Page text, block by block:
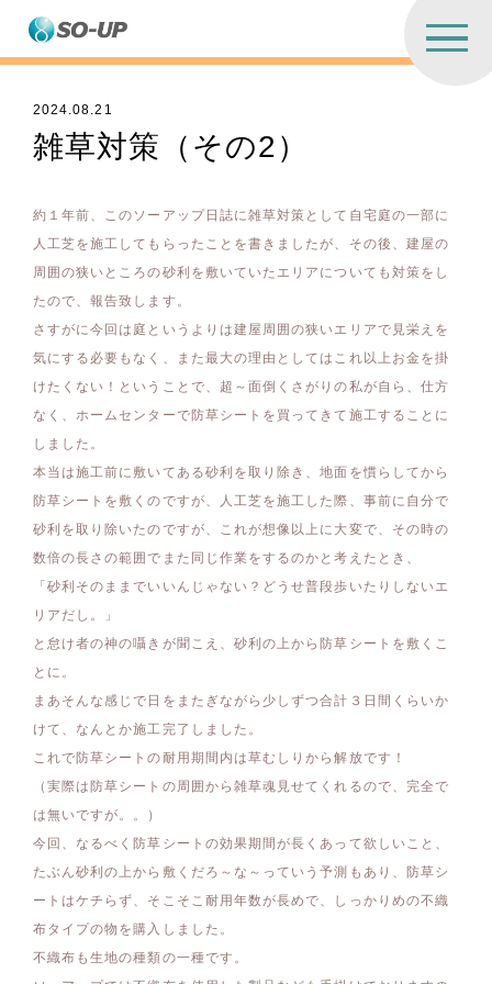
2024.08.21
雑草対策（その2）
約１年前、このソーアップ日誌に雑草対策として自宅庭の一部に
人工芝を施工してもらったことを書きましたが、その後、建屋の
周囲の狭いところの砂利を敷いていたエリアについても対策をし
たので、報告致します。
さすがに今回は庭というよりは建屋周囲の狭いエリアで見栄えを
気にする必要もなく、また最大の理由としてはこれ以上お金を掛
けたくない！ということで、超～面倒くさがりの私が自ら、仕方
なく、ホームセンターで防草シートを買ってきて施工することに
しました。
本当は施工前に敷いてある砂利を取り除き、地面を慣らしてから
防草シートを敷くのですが、人工芝を施工した際、事前に自分で
砂利を取り除いたのですが、これが想像以上に大変で、その時の
数倍の長さの範囲でまた同じ作業をするのかと考えたとき、
「砂利そのままでいいんじゃない？どうせ普段歩いたりしないエ
リアだし。」
と怠け者の神の囁きが聞こえ、砂利の上から防草シートを敷くこ
とに。
まあそんな感じで日をまたぎながら少しずつ合計３日間くらいか
けて、なんとか施工完了しました。
これで防草シートの耐用期間内は草むしりから解放です！
（実際は防草シートの周囲から雑草魂見せてくれるので、完全で
は無いですが。。）
今回、なるべく防草シートの効果期間が長くあって欲しいこと、
たぶん砂利の上から敷くだろ～な～っていう予測もあり、防草シ
ートはケチらず、そこそこ耐用年数が長めで、しっかりめの不織
布タイプの物を購入しました。
不織布も生地の種類の一種です。